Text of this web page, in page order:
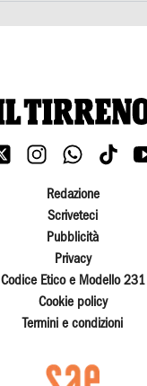
Redazione
Scriveteci
Pubblicità
Privacy
Codice Etico e Modello 231
Cookie policy
Termini e condizioni